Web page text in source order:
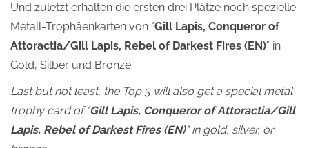
Und zuletzt erhalten die ersten drei Plätze noch spezielle
Metall-Trophäenkarten von "Gill Lapis, Conqueror of
Attoractia/Gill Lapis, Rebel of Darkest Fires (EN)" in
Gold, Silber und Bronze.
Last but not least, the Top 3 will also get a special metal
trophy card of "Gill Lapis, Conqueror of Attoractia/Gill
Lapis, Rebel of Darkest Fires (EN)" in gold, silver, or